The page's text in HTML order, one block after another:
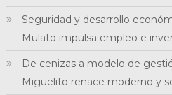
Seguridad y desarrollo
Mulato impulsa empleo e
De cenizas a modelo de
Miguelito renace moderno y